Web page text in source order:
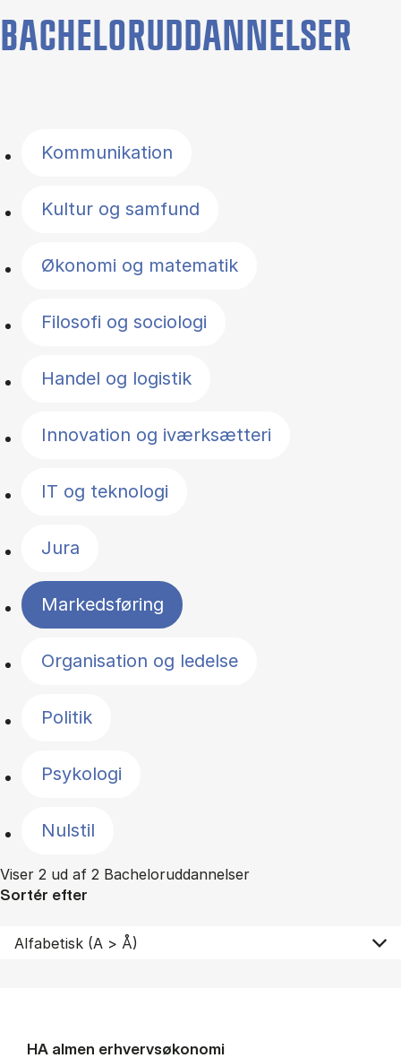
BACHELORUDDANNELSER
Kommunikation
Kultur og samfund
Økonomi og matematik
Filosofi og sociologi
Handel og logistik
Innovation og iværksætteri
IT og teknologi
Jura
Markedsføring
Organisation og ledelse
Politik
Psykologi
Nulstil
Viser 2 ud af 2 Bacheloruddannelser
Sortér efter
HA al­men erhvervs­økonomi